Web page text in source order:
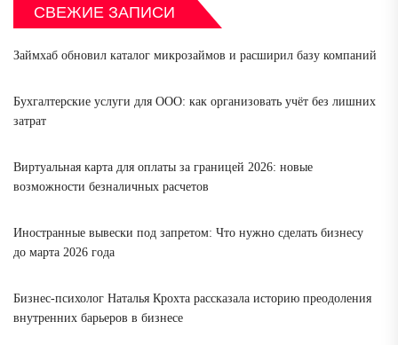
СВЕЖИЕ ЗАПИСИ
Займхаб обновил каталог микрозаймов и расширил базу компаний
Бухгалтерские услуги для ООО: как организовать учёт без лишних
затрат
Виртуальная карта для оплаты за границей 2026: новые
возможности безналичных расчетов
Иностранные вывески под запретом: Что нужно сделать бизнесу
до марта 2026 года
Бизнес-психолог Наталья Крохта рассказала историю преодоления
внутренних барьеров в бизнесе